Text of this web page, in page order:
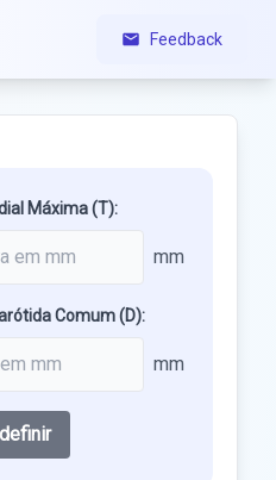
Feedback
Máxima (T):
mm
Comum (D):
mm